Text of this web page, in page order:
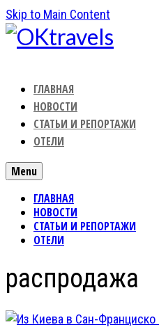
Skip to Main Content
ГЛАВНАЯ
НОВОСТИ
СТАТЬИ И РЕПОРТАЖИ
ОТЕЛИ
Menu
ГЛАВНАЯ
НОВОСТИ
СТАТЬИ И РЕПОРТАЖИ
ОТЕЛИ
распродажа